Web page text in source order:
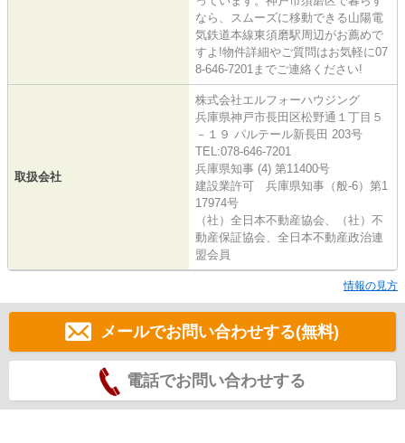
なら、スムーズに移動できる山陽電
気鉄道本線東須磨駅周辺がお薦めで
すよ!物件詳細やご質問はお気軽に07
8-646-7201までご連絡ください!
取扱会社
株式会社エルフォーハウジング
兵庫県神戸市長田区松野通１丁目５
－１９ パルテール新長田 203号
TEL:078-646-7201
兵庫県知事 (4) 第11400号
建設業許可 兵庫県知事（般-6）第1
17974号
（社）全日本不動産協会、（社）不
動産保証協会、全日本不動産政治連
盟会員
情報の見方
メールでお問い合わせする(無料)
電話でお問い合わせする